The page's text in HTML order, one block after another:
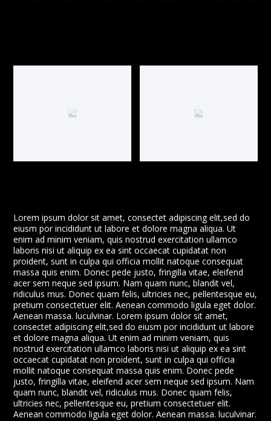
Lorem ipsum dolor sit amet, consectet adipiscing elit,sed do
eiusm por incididunt ut labore et dolore magna aliqua. Ut
enim ad minim veniam, quis nostrud exercitation ullamco
laboris nisi ut aliquip ex ea sint occaecat cupidatat non
proident, sunt in culpa qui officia mollit natoque consequat
massa quis enim. Donec pede justo, fringilla vitae, eleifend
acer sem neque sed ipsum. Nam quam nunc, blandit vel,
ridiculus mus. Donec quam felis, ultricies nec, pellentesque eu,
pretium consectetuer elit. Aenean commodo ligula eget dolor.
Aenean massa. luculvinar. Lorem ipsum dolor sit amet,
consectet adipiscing elit,sed do eiusm por incididunt ut labore
et dolore magna aliqua. Ut enim ad minim veniam, quis
nostrud exercitation ullamco laboris nisi ut aliquip ex ea sint
occaecat cupidatat non proident, sunt in culpa qui officia
mollit natoque consequat massa quis enim. Donec pede
justo, fringilla vitae, eleifend acer sem neque sed ipsum. Nam
quam nunc, blandit vel, ridiculus mus. Donec quam felis,
ultricies nec, pellentesque eu, pretium consectetuer elit.
Aenean commodo ligula eget dolor. Aenean massa. luculvinar.